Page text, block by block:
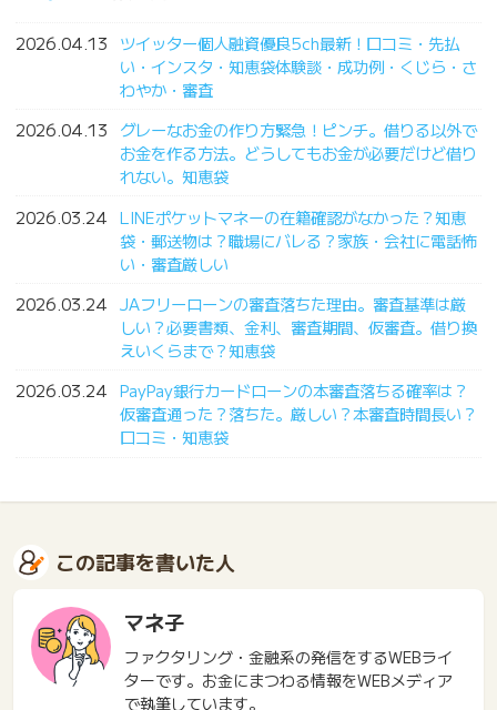
2026.04.13
ツイッター個人融資優良5ch最新！口コミ・先払
い・インスタ・知恵袋体験談・成功例・くじら・さ
わやか・審査
2026.04.13
グレーなお金の作り方緊急！ピンチ。借りる以外で
お金を作る方法。どうしてもお金が必要だけど借り
れない。知恵袋
2026.03.24 LINEポケットマネーの在籍確認がなかった？知恵
袋・郵送物は？職場にバレる？家族・会社に電話怖
い・審査厳しい
2026.03.24 JAフリーローンの審査落ちた理由。審査基準は厳
しい？必要書類、金利、審査期間、仮審査。借り換
えいくらまで？知恵袋
2026.03.24 PayPay銀行カードローンの本審査落ちる確率は？
仮審査通った？落ちた。厳しい？本審査時間長い？
口コミ・知恵袋
この記事を書いた人
マネ子
ファクタリング・金融系の発信をするWEBライ
ターです。お金にまつわる情報をWEBメディア
で執筆しています。